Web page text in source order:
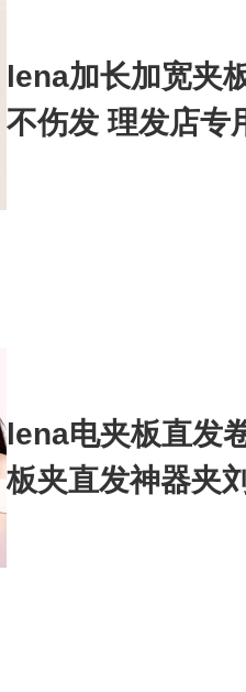
lena加长加宽夹
不伤发 理发店专
lena电夹板直发
板夹直发神器夹